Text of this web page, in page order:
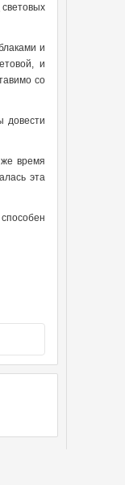
и
и
со
довести
время
эта